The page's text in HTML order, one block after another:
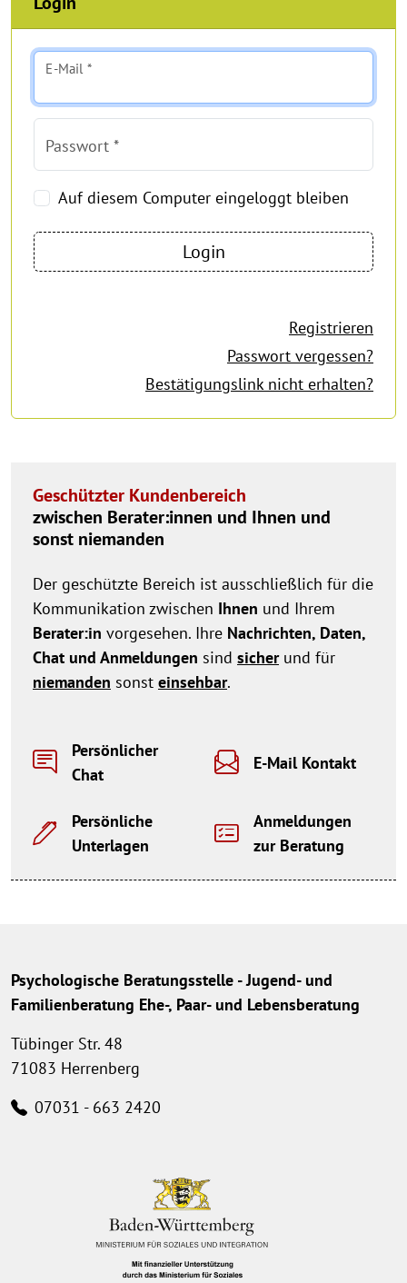
E-Mail *
Passwort *
Auf diesem Computer eingeloggt bleiben
Registrieren
Passwort vergessen?
Bestätigungslink nicht erhalten?
Geschützter Kundenbereich
zwischen Berater:innen und Ihnen und
sonst niemanden
Der geschützte Bereich ist ausschließlich für die
Kommunikation zwischen Ihnen und Ihrem
Berater:in vorgesehen. Ihre Nachrichten, Daten,
Chat und Anmeldungen sind sicherund für
niemanden sonst einsehbar.
Persönlicher
Chat
E-Mail Kontakt
Persönliche
Unterlagen
Anmeldungen
zur Beratung
Psychologische Beratungsstelle - Jugend- und
Familienberatung Ehe-, Paar- und Lebensberatung
Tübinger Str. 48
71083 Herrenberg
07031 - 663 2420